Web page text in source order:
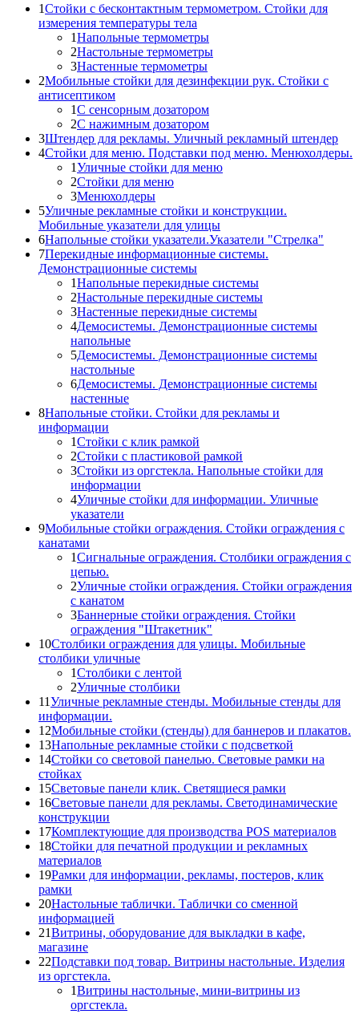
1Стойки с бесконтактным термометром. Стойки для
измерения температуры тела
1Напольные термометры
2Настольные термометры
3Настенные термометры
2Мобильные стойки для дезинфекции рук. Стойки с
антисептиком
1С сенсорным дозатором
2С нажимным дозатором
3Штендер для рекламы. Уличный рекламный штендер
4Стойки для меню. Подставки под меню. Менюхолдеры.
1Уличные стойки для меню
2Стойки для меню
3Менюхолдеры
5Уличные рекламные стойки и конструкции.
Мобильные указатели для улицы
6Напольные стойки указатели.Указатели "Стрелка"
7Перекидные информационные системы.
Демонстрационные системы
1Напольные перекидные системы
2Настольные перекидные системы
3Настенные перекидные системы
4Демосистемы. Демонстрационные системы
напольные
5Демосистемы. Демонстрационные системы
настольные
6Демосистемы. Демонстрационные системы
настенные
8Напольные стойки. Стойки для рекламы и
информации
1Стойки с клик рамкой
2Стойки с пластиковой рамкой
3Стойки из оргстекла. Напольные стойки для
информации
4Уличные стойки для информации. Уличные
указатели
9Мобильные стойки ограждения. Стойки ограждения с
канатами
1Сигнальные ограждения. Столбики ограждения с
цепью.
2Уличные стойки ограждения. Стойки ограждения
с канатом
3Баннерные стойки ограждения. Стойки
ограждения "Штакетник"
10Столбики ограждения для улицы. Мобильные
столбики уличные
1Столбики с лентой
2Уличные столбики
11Уличные рекламные стенды. Мобильные стенды для
информации.
12Мобильные стойки (стенды) для баннеров и плакатов.
13Напольные рекламные стойки с подсветкой
14Стойки со световой панелью. Световые рамки на
стойках
15Световые панели клик. Светящиеся рамки
16Световые панели для рекламы. Светодинамические
конструкции
17Комплектующие для производства POS материалов
18Стойки для печатной продукции и рекламных
материалов
19Рамки для информации, рекламы, постеров, клик
рамки
20Настольные таблички. Таблички со сменной
информацией
21Витрины, оборудование для выкладки в кафе,
магазине
22Подставки под товар. Витрины настольные. Изделия
из оргстекла.
1Витрины настольные, мини-витрины из
оргстекла.